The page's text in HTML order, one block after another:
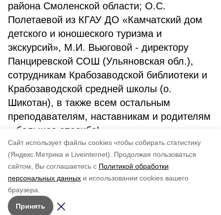
Cайт использует файлы cookies чтобы собирать статистику
(Яндекс.Метрика и Liveinternet).
Продолжая пользоваться
сайтом, Вы соглашаетесь с Политикой обработки
персональных данных и использовании cookies вашего
браузера.
Принять
района Смоленской области; О.С.
Полетаевой из КГАУ ДО «Камчатский дом
детского и юношеского туризма и
экскурсий», М.И. Вьюговой - директору
Панциревской СОШ (Ульяновская обл.),
сотрудникам Крабозаводской библиотеки и
Крабозаводской средней школы (о.
Шикотан), в также всем остальным
преподавателям, наставникам и родителям
– большое спасибо!
Заповедник "Курильский"
по оценке
5